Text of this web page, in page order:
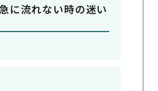
に流れない時の迷い